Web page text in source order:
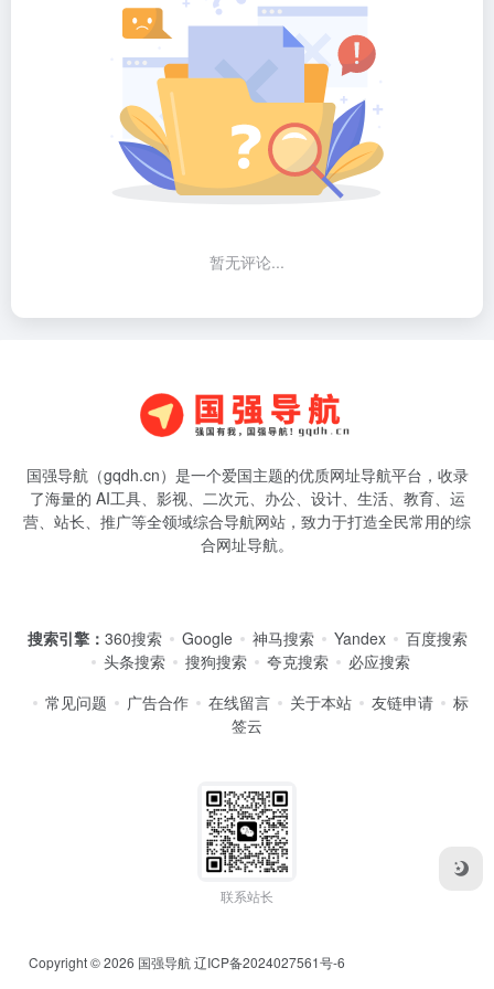
暂无评论...
国强导航（gqdh.cn）是一个爱国主题的优质网址导航平台，收录
了海量的 AI工具、影视、二次元、办公、设计、生活、教育、运
营、站长、推广等全领域综合导航网站，致力于打造全民常用的综
合网址导航。
搜索引擎： 360搜索 Google 神马搜索 Yandex
百度搜索
头条搜索
搜狗搜索 夸克搜索
必应搜索
常见问题
广告合作 在线留言 关于本站 友链申请
标
签云
联系站长
Copyright © 2026 国强导航辽ICP备2024027561号-6